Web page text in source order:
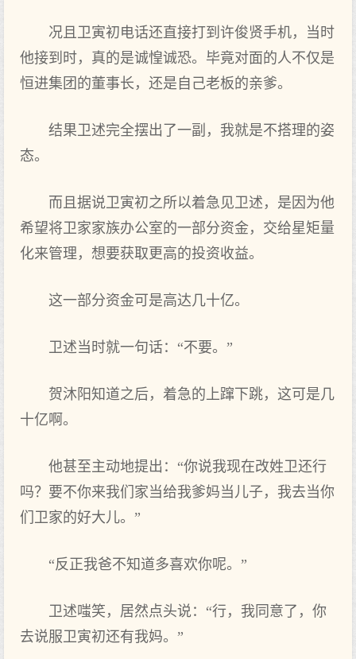
况且卫寅初电话还直接打到许俊贤手机，当时
他接到时，真的是诚惶诚恐。毕竟对面的人不仅是
恒进集团的董事长，还是自己老板的亲爹。
结果卫述完全摆出了一副，我就是不搭理的姿
态。
而且据说卫寅初之所以着急见卫述，是因为他
希望将卫家家族办公室的一部分资金，交给星矩量
化来管理，想要获取更高的投资收益。
这一部分资金可是高达几十亿。
卫述当时就一句话：“不要。”
贺沐阳知道之后，着急的上蹿下跳，这可是几
十亿啊。
他甚至主动地提出：“你说我现在改姓卫还行
吗？要不你来我们家当给我爹妈当儿子，我去当你
们卫家的好大儿。”
“反正我爸不知道多喜欢你呢。”
卫述嗤笑，居然点头说：“行，我同意了，你
去说服卫寅初还有我妈。”